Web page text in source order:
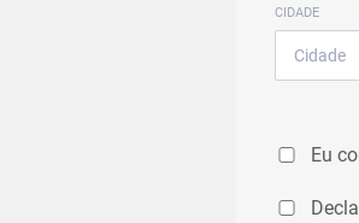
CIDADE
Eu